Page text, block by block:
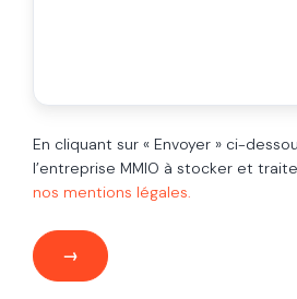
En cliquant sur « Envoyer » ci-
l’entreprise MMIO à stocker et
nos mentions légales.